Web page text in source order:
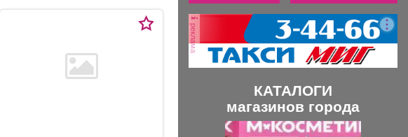
реклама
КАТАЛОГИ
магазинов города